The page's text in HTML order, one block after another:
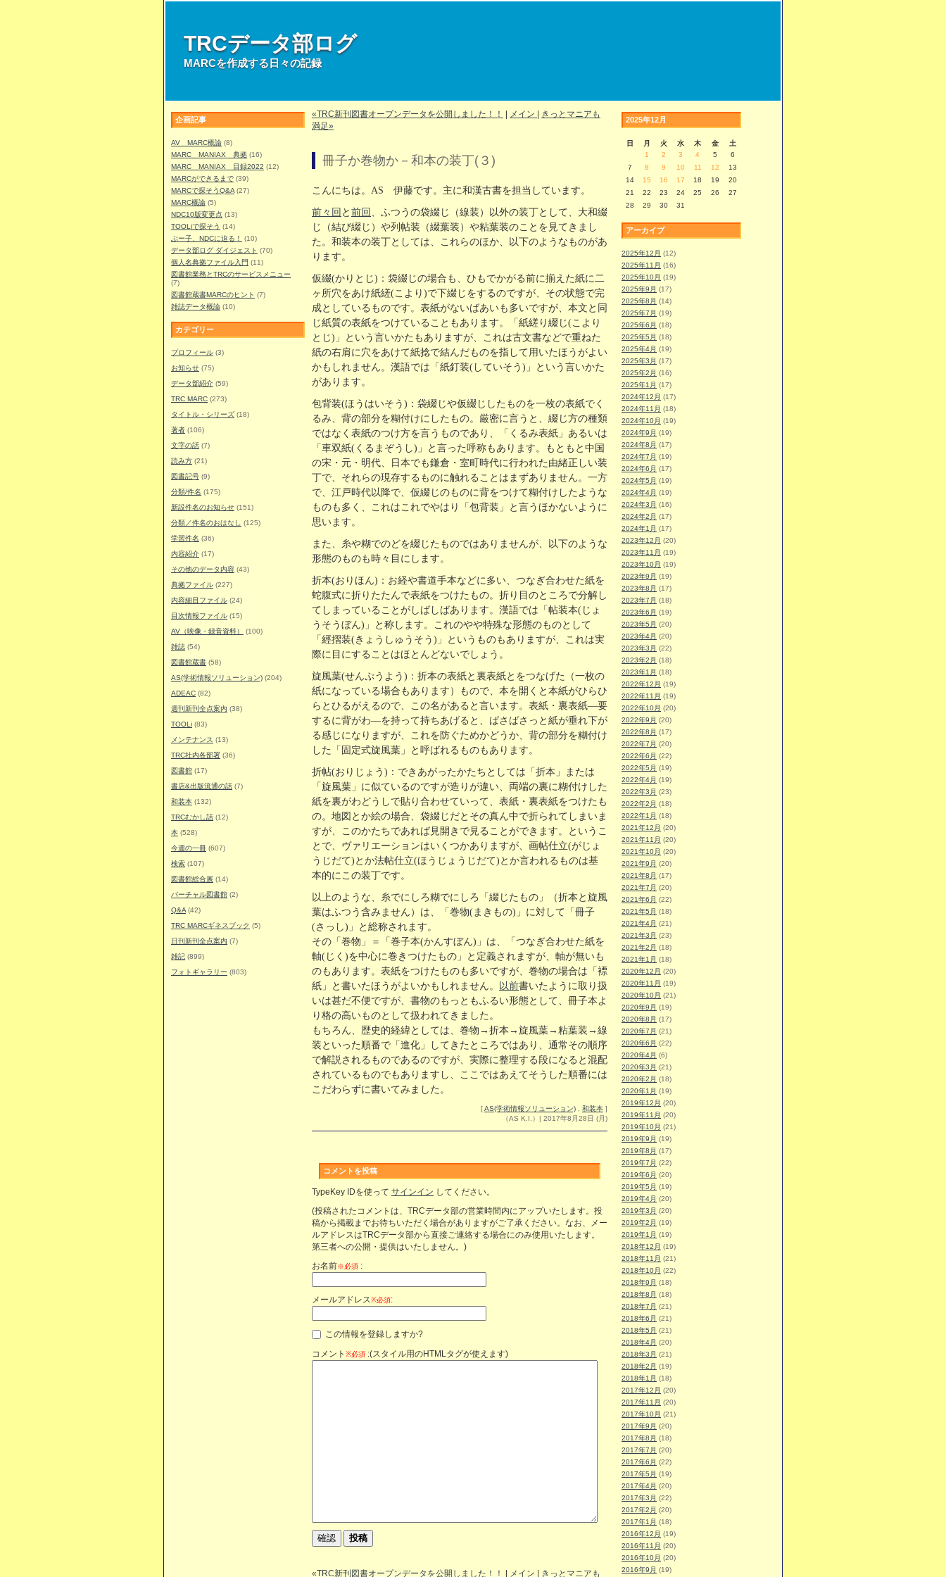
TRCデータ部ログ
MARCを作成する日々の記録
企画記事
AV MARC概論 (8)
MARC MANIAX 典拠 (16)
MARC MANIAX 目録2022 (12)
MARCができるまで (39)
MARCで探そうQ&A (27)
MARC概論 (5)
NDC10版変更点 (13)
TOOLiで探そう (14)
ぶー子、NDCに迫る！
(10)
データ部ログ ダイジェスト (70)
個人名典拠ファイル入門 (11)
図書館業務とTRCのサービスメニュー
(7)
図書館蔵書MARCのヒント (7)
雑誌データ概論 (10)
カテゴリー
プロフィール (3)
お知らせ (75)
データ部紹介 (59)
TRC MARC (273)
タイトル・シリーズ (18)
著者 (106)
文字の話 (7)
読み方 (21)
図書記号 (9)
分類/件名 (175)
新設件名のお知らせ (151)
分類／件名のおはなし
(125)
学習件名 (36)
内容紹介 (17)
その他のデータ内容 (43)
典拠ファイル (227)
内容細目ファイル (24)
目次情報ファイル (15)
AV（映像・録音資料）
(100)
雑誌 (54)
図書館蔵書 (58)
AS(学術情報ソリューション) (204)
ADEAC (82)
週刊新刊全点案内 (38)
TOOLi (83)
メンテナンス (13)
TRC社内各部署 (36)
図書館 (17)
書店&出版流通の話 (7)
和装本 (132)
TRCむかし話 (12)
本 (528)
今週の一冊 (607)
検索 (107)
図書館総合展 (14)
バーチャル図書館 (2)
Q&A (42)
TRC MARCギネスブック (5)
日刊新刊全点案内 (7)
雑記 (899)
フォトギャラリー (803)
«TRC新刊図書オープンデータを公開しました！！ メイン
きっとマニアも
満足»
冊子か巻物か－和本の装丁(３)
こんにちは。AS 伊藤です。主に和漢古書を担当しています。
前々回 と 前回 、ふつうの袋綴じ（線装）以外の装丁として、大和綴
じ（結び綴じ）や列帖装（綴葉装）や粘葉装のことを見てきまし
た。和装本の装丁としては、これらのほか、以下のようなものがあ
ります。
仮綴(かりとじ)：袋綴じの場合も、ひもでかがる前に揃えた紙に二
ヶ所穴をあけ紙縒(こより)で下綴じをするのですが、その状態で完
成としているものです。表紙がないばあいも多いですが、本文と同
じ紙質の表紙をつけていることもあります。「紙縒り綴じ(こより
とじ)」という言いかたもありますが、これは古文書などで重ねた
紙の右肩に穴をあけて紙捻で結んだものを指して用いたほうがよい
かもしれません。漢語では「紙釘装(していそう)」という言いかた
があります。
包背装(ほうはいそう)：袋綴じや仮綴じしたものを一枚の表紙でく
るみ、背の部分を糊付けにしたもの。厳密に言うと、綴じ方の種類
ではなく表紙のつけ方を言うものであり、「くるみ表紙」あるいは
「車双紙(くるまぞうし)」と言った呼称もあります。もともと中国
の宋・元・明代、日本でも鎌倉・室町時代に行われた由緒正しい装
丁で、それらの現存するものに触れることはまずありません。一方
で、江戸時代以降で、仮綴じのものに背をつけて糊付けしたような
ものも多く、これはこれでやはり「包背装」と言うほかないように
思います。
また、糸や糊でのどを綴じたものではありませんが、以下のような
形態のものも時々目にします。
折本(おりほん)：お経や書道手本などに多い、つなぎ合わせた紙を
蛇腹式に折りたたんで表紙をつけたもの。折り目のところで分解し
てしまっていることがしばしばあります。漢語では「帖装本(じょ
うそうぼん)」と称します。これのやや特殊な形態のものとして
「經摺装(きょうしゅうそう)」というものもありますが、これは実
際に目にすることはほとんどないでしょう。
旋風葉(せんぷうよう)：折本の表紙と裏表紙とをつなげた（一枚の
紙になっている場合もあります）もので、本を開くと本紙がひらひ
らとひるがえるので、この名があると言います。表紙・裏表紙―要
するに背がわ―を持って持ちあげると、ばさばさっと紙が垂れ下が
る感じになりますが、これを防ぐためかどうか、背の部分を糊付け
した「固定式旋風葉」と呼ばれるものもあります。
折帖(おりじょう)：できあがったかたちとしては「折本」または
「旋風葉」に似ているのですが造りが違い、両端の裏に糊付けした
紙を裏がわどうしで貼り合わせていって、表紙・裏表紙をつけたも
の。地図とか絵の場合、袋綴じだとその真ん中で折られてしまいま
すが、このかたちであれば見開きで見ることができます。というこ
とで、ヴァリエーションはいくつかありますが、画帖仕立(がじょ
うじだて)とか法帖仕立(ほうじょうじだて)とか言われるものは基
本的にこの装丁です。
以上のような、糸でにしろ糊でにしろ「綴じたもの」（折本と旋風
葉はふつう含みません）は、「巻物(まきもの)」に対して「冊子
(さっし)」と総称されます。
その「巻物」＝「巻子本(かんすぼん)」は、「つなぎ合わせた紙を
軸(じく)を中心に巻きつけたもの」と定義されますが、軸が無いも
のもあります。表紙をつけたものも多いですが、巻物の場合は「褾
紙」と書いたほうがよいかもしれません。
以前書いたように取り扱
いは甚だ不便ですが、書物のもっともふるい形態として、冊子本よ
り格の高いものとして扱われてきました。
もちろん、歴史的経緯としては、巻物→折本→旋風葉→粘葉装→線
装といった順番で「進化」してきたところではあり、通常その順序
で解説されるものであるのですが、実際に整理する段になると混配
されているものでもありますし、ここではあえてそうした順番には
こだわらずに書いてみました。
[AS(学術情報ソリューション) 和装本 ]
（AS K.I.）| 2017年8月28日 (月)
コメントを投稿
TypeKey IDを使って サインイン してください。
(投稿されたコメントは、TRCデータ部の営業時間内にアップいたします。投
稿から掲載までお待ちいただく場合がありますがご了承ください。なお、メー
ルアドレスはTRCデータ部から直接ご連絡する場合にのみ使用いたします。
第三者への公開・提供はいたしません。)
お名前※必須 :
メールアドレス※必須:
この情報を登録しますか?
コメント ※必須 :(スタイル用のHTMLタグが使えます)
«TRC新刊図書オープンデータを公開しました！！ メイン
きっとマニアも
2025年12月
日 月 火 水 木 金
土
1
2 3 4 5
6
7
8 9 10 11 12
13
14
15 16 17 18 19
20
21
22 23 24 25 26
27
28
29 30 31
アーカイブ
2025年12月 (12)
2025年11月 (16)
2025年10月 (19)
2025年9月 (17)
2025年8月 (14)
2025年7月 (19)
2025年6月 (18)
2025年5月 (18)
2025年4月 (19)
2025年3月 (17)
2025年2月 (16)
2025年1月 (17)
2024年12月 (17)
2024年11月 (18)
2024年10月 (19)
2024年9月 (19)
2024年8月 (17)
2024年7月 (19)
2024年6月 (17)
2024年5月 (19)
2024年4月 (19)
2024年3月 (16)
2024年2月 (17)
2024年1月 (17)
2023年12月 (20)
2023年11月 (19)
2023年10月 (19)
2023年9月 (19)
2023年8月 (17)
2023年7月 (18)
2023年6月 (19)
2023年5月 (20)
2023年4月 (20)
2023年3月 (22)
2023年2月 (18)
2023年1月 (18)
2022年12月 (19)
2022年11月 (19)
2022年10月 (20)
2022年9月 (20)
2022年8月 (17)
2022年7月 (20)
2022年6月 (22)
2022年5月 (19)
2022年4月 (19)
2022年3月 (23)
2022年2月 (18)
2022年1月 (18)
2021年12月 (20)
2021年11月 (20)
2021年10月 (20)
2021年9月 (20)
2021年8月 (17)
2021年7月 (20)
2021年6月 (22)
2021年5月 (18)
2021年4月 (21)
2021年3月 (23)
2021年2月 (18)
2021年1月 (18)
2020年12月 (20)
2020年11月 (19)
2020年10月 (21)
2020年9月 (19)
2020年8月 (17)
2020年7月 (21)
2020年6月 (22)
2020年4月 (6)
2020年3月 (21)
2020年2月 (18)
2020年1月 (19)
2019年12月 (20)
2019年11月 (20)
2019年10月 (21)
2019年9月 (19)
2019年8月 (17)
2019年7月 (22)
2019年6月 (20)
2019年5月 (19)
2019年4月 (20)
2019年3月 (20)
2019年2月 (19)
2019年1月 (19)
2018年12月 (19)
2018年11月 (21)
2018年10月 (22)
2018年9月 (18)
2018年8月 (18)
2018年7月 (21)
2018年6月 (21)
2018年5月 (21)
2018年4月 (20)
2018年3月 (21)
2018年2月 (19)
2018年1月 (18)
2017年12月 (20)
2017年11月 (20)
2017年10月 (21)
2017年9月 (20)
2017年8月 (18)
2017年7月 (20)
2017年6月 (22)
2017年5月 (19)
2017年4月 (20)
2017年3月 (22)
2017年2月 (20)
2017年1月 (18)
2016年12月 (19)
2016年11月 (20)
2016年10月 (20)
2016年9月 (19)